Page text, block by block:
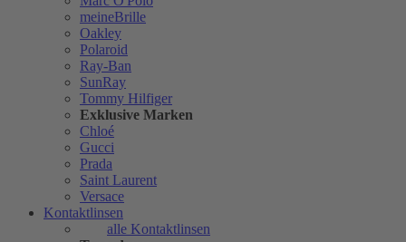
meineBrille
Oakley
Polaroid
Ray-Ban
SunRay
Tommy Hilfiger
Exklusive Marken
Chloé
Gucci
Prada
Saint Laurent
Versace
Kontaktlinsen
alle Kontaktlinsen